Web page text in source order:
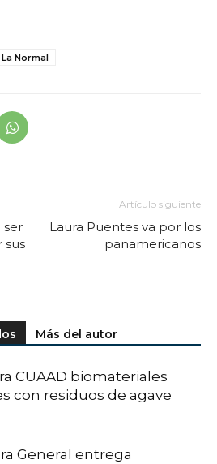
La Normal
ser
sus
Artículo siguiente
Laura Puentes va por los
panamericanos
Más del autor
CUAAD biomateriales
con residuos de agave
General entrega